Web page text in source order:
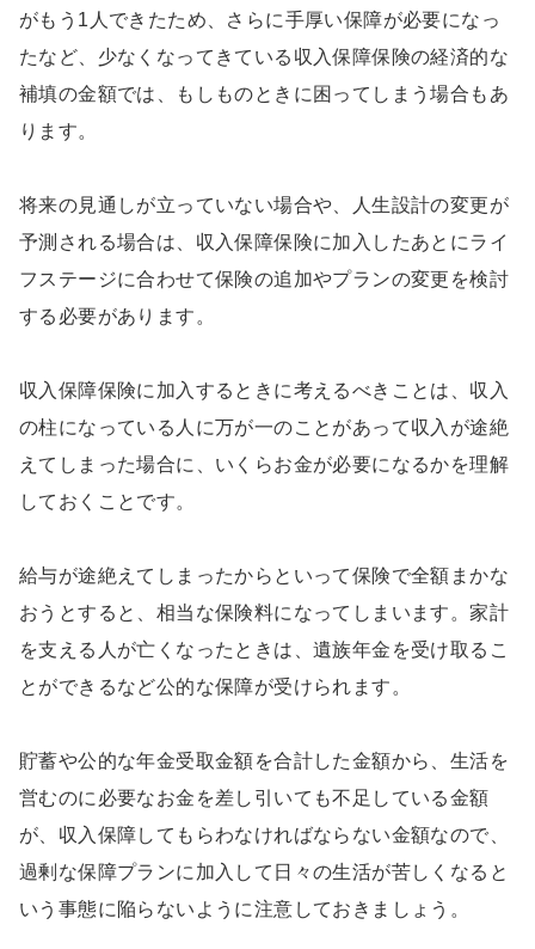
がもう1人できたため、さらに手厚い保障が必要になっ
たなど、少なくなってきている収入保障保険の経済的な
補填の金額では、もしものときに困ってしまう場合もあ
ります。
将来の見通しが立っていない場合や、人生設計の変更が
予測される場合は、収入保障保険に加入したあとにライ
フステージに合わせて保険の追加やプランの変更を検討
する必要があります。
収入保障保険に加入するときに考えるべきことは、収入
の柱になっている人に万が一のことがあって収入が途絶
えてしまった場合に、いくらお金が必要になるかを理解
しておくことです。
給与が途絶えてしまったからといって保険で全額まかな
おうとすると、相当な保険料になってしまいます。家計
を支える人が亡くなったときは、遺族年金を受け取るこ
とができるなど公的な保障が受けられます。
貯蓄や公的な年金受取金額を合計した金額から、生活を
営むのに必要なお金を差し引いても不足している金額
が、収入保障してもらわなければならない金額なので、
過剰な保障プランに加入して日々の生活が苦しくなると
いう事態に陥らないように注意しておきましょう。